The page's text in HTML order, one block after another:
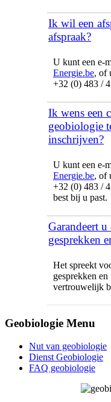
Ik wil een
afspraak?
U kunt een e-
Energie.be, of
+32 (0) 483 /
Ik wens een
geobiologie
inschrijven?
U kunt een e-
Energie.be, of
+32 (0) 483 /
best bij u past.
Garandeert
gesprekken
Het spreekt
gesprekken
vertrouwelijk
Geobiologie Menu
Nut van geobiologie
Dienst Geobiologie
FAQ geobiologie